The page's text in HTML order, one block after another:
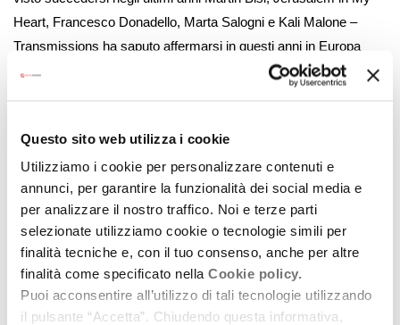
Questo sito web utilizza i cookie
Utilizziamo i cookie per personalizzare contenuti e
annunci, per garantire la funzionalità dei social media e
per analizzare il nostro traffico. Noi e terze parti
selezionate utilizziamo cookie o tecnologie simili per
finalità tecniche e, con il tuo consenso, anche per altre
finalità come specificato nella Cookie policy.
Puoi acconsentire all’utilizzo di tali tecnologie utilizzando
il pulsante “Accetta”. Chiudendo questa informativa,
Heart, Francesco Donadello, Marta Salogni e Kali Malone –
Transmissions ha saputo affermarsi in questi anni in Europa
come un progetto unico, in grado di cambiare pelle rinnovando
un’unica community che riunisce protagonisti e partecipanti.
PROGRAMMA
Giovedì 24 ottobre c/o Teatro Rasi
dalle ore 20:00
DUSTS mostra collettiva a cura di Eleonora Savorelli
(ingresso libero)
ALOS (IT) warm-up dj set